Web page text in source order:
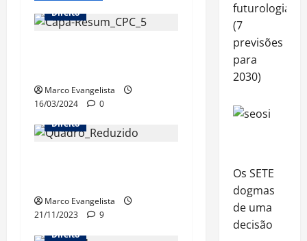
Direito
Marco Evangelista
16/03/2024
0
Direito
Marco Evangelista
21/11/2023
9
Direito
futurologia
(7
previsões
para
2030)
Os SETE
dogmas
de uma
decisão